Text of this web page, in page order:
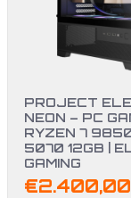
PROJECT
NEON – PC
RYZEN 7
5070 12GB |
GAMING
€2.400,00